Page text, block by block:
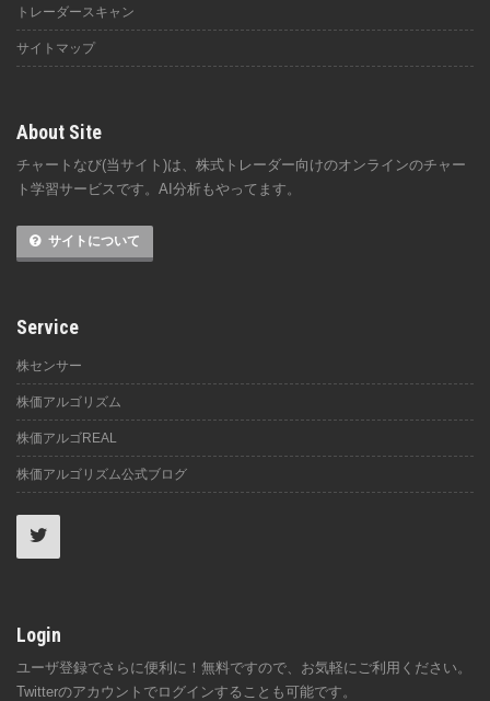
トレーダースキャン
サイトマップ
About Site
チャートなび(当サイト)は、株式トレーダー向けのオンラインのチャー
ト学習サービスです。AI分析もやってます。
サイトについて
Service
株センサー
株価アルゴリズム
株価アルゴREAL
株価アルゴリズム公式ブログ
Login
ユーザ登録でさらに便利に！無料ですので、お気軽にご利用ください。
Twitterのアカウントでログインすることも可能です。